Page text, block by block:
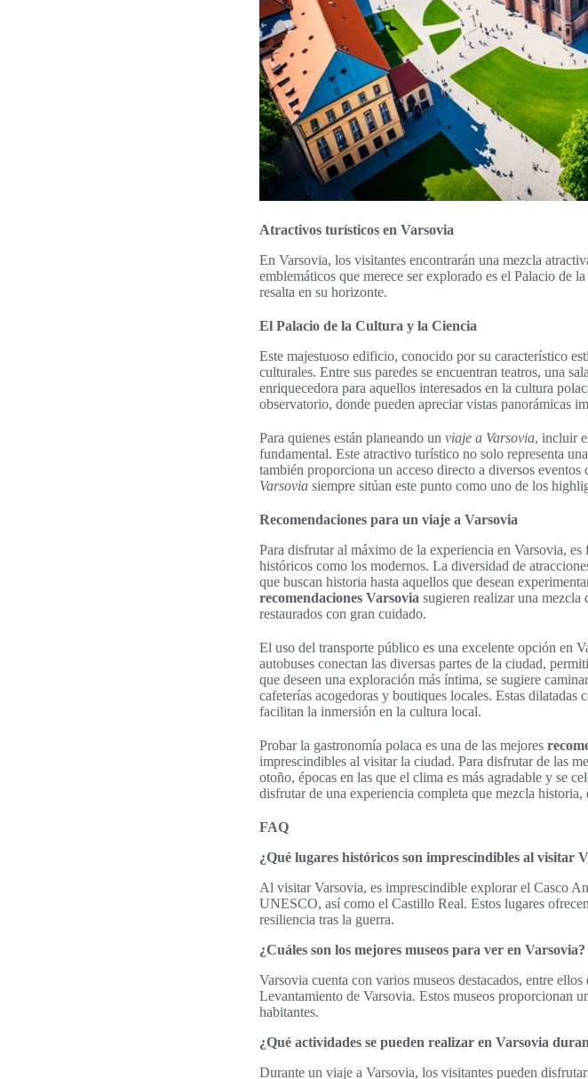
Atractivos turísticos en Varsovia
En Varsovia, los visitantes encontrarán una mezcla
emblemáticos que merece ser explorado es el Palacio de
resalta en su horizonte.
El Palacio de la Cultura y la Ciencia
Este majestuoso edificio, conocido por su característico
culturales. Entre sus paredes se encuentran teatros, una
enriquecedora para aquellos interesados en la cultura
observatorio, donde pueden apreciar vistas panorámicas
Para quienes están planeando un viaje a Varsovia, incluir
fundamental. Este atractivo turístico no solo representa
también proporciona un acceso directo a diversos
Varsovia siempre sitúan este punto como uno de los
Recomendaciones para un viaje a Varsovia
Para disfrutar al máximo de la experiencia en Varsovia,
históricos como los modernos. La diversidad de
que buscan historia hasta aquellos que desean
recomendaciones Varsovia sugieren realizar una mezcla
restaurados con gran cuidado.
El uso del transporte público es una excelente opción en
autobuses conectan las diversas partes de la ciudad,
que deseen una exploración más íntima, se sugiere
cafeterías acogedoras y boutiques locales. Estas
facilitan la inmersión en la cultura local.
Probar la gastronomía polaca es una de las mejores
imprescindibles al visitar la ciudad. Para disfrutar de las
otoño, épocas en las que el clima es más agradable y se
disfrutar de una experiencia completa que mezcla
FAQ
¿Qué lugares históricos son imprescindibles al visitar
Al visitar Varsovia, es imprescindible explorar el Casco
UNESCO, así como el Castillo Real. Estos lugares
resiliencia tras la guerra.
¿Cuáles son los mejores museos para ver en Varsovia?
Varsovia cuenta con varios museos destacados, entre
Levantamiento de Varsovia. Estos museos proporcionan
habitantes.
¿Qué actividades se pueden realizar en Varsovia
Durante un viaje a Varsovia, los visitantes pueden